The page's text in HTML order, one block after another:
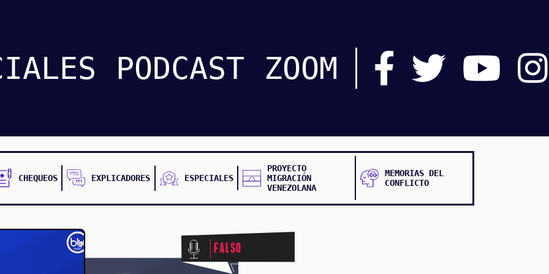
PODCAST ZOOM
CHEQUEOS EXPLICADORES ESPECIALES
PROYECTO
MIGRACIÓN
VENEZOLANA
MEMORIAS DEL
CONFLICTO
Falso